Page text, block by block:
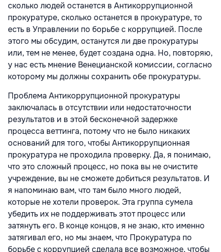
сколько людей останется в Антикоррупционной
прокуратуре, сколько останется в прокуратуре, то
есть в Управлении по борьбе с коррупцией. После
этого мы обсудим, останутся ли две прокуратуры
или, тем не менее, будет создана одна. Но, повторяю,
у нас есть мнение Венецианской комиссии, согласно
которому мы должны сохранить обе прокуратуры.
Проблема Антикоррупционной прокуратуры
заключалась в отсутствии или недостаточности
результатов и в этой бесконечной задержке
процесса веттинга, потому что не было никаких
оснований для того, чтобы Антикоррупционная
прокуратура не проходила проверку. Да, я понимаю,
что это сложный процесс, но пока вы не очистите
учреждение, вы не сможете добиться результатов. И
я напоминаю вам, что там было много людей,
которые не хотели проверок. Эта группа сумела
убедить их не поддерживать этот процесс или
затянуть его. В конце концов, я не знаю, кто именно
затягивал его, но мы знаем, что Прокуратура по
борьбе с коррупцией сделала все возможное, чтобы